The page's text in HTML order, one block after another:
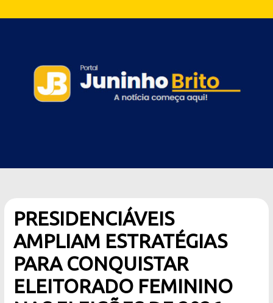
PRESIDENCIÁVEIS
AMPLIAM ESTRATÉGIAS
PARA CONQUISTAR
ELEITORADO FEMININO